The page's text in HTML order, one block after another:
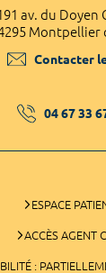
av. du Doyen
Montpellier
Contacter
04 67 33
ESPACE
ACCÈS AGENT
: